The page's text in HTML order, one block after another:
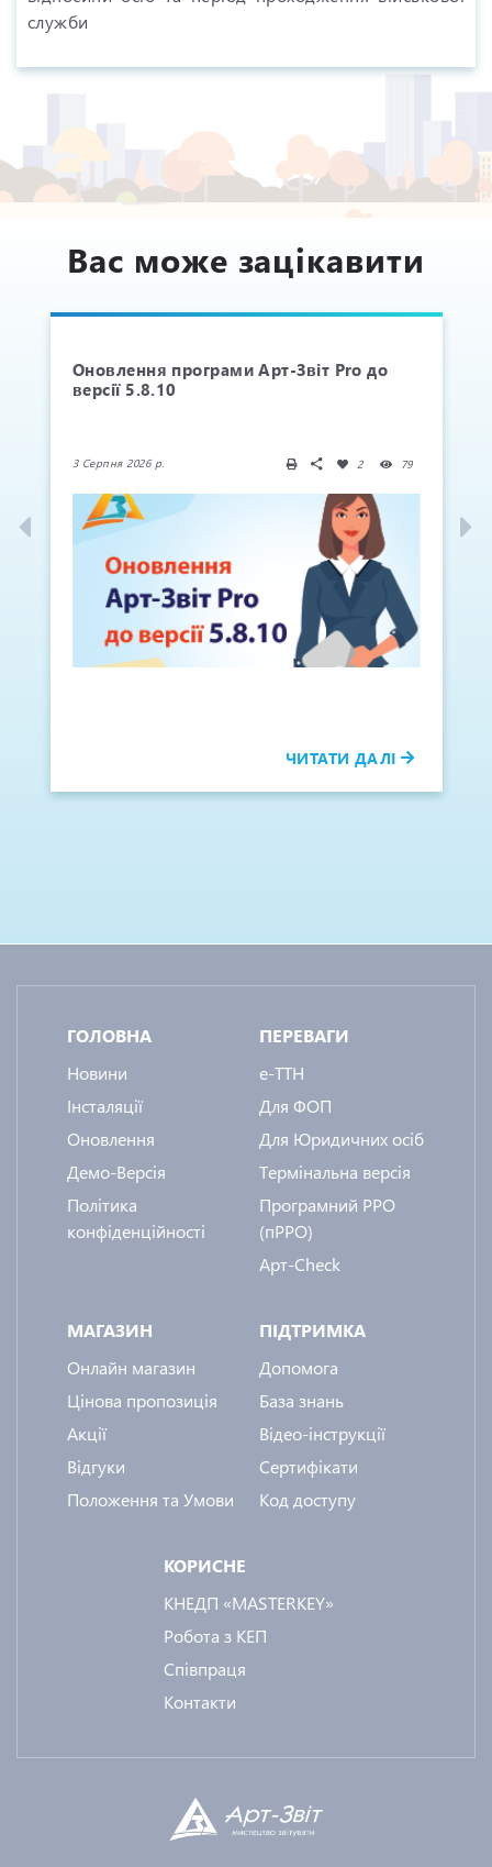
служби
Вас може зацікавити
Оновлення програми Арт-Звіт Pro до
версії 5.8.10
3 Серпня 2026 р. 2 79
ЧИТАТИ ДАЛІ
ГОЛОВНА
Новини
Інсталяції
Оновлення
Демо-Версія
Політика
конфіденційності
ПЕРЕВАГИ
e-ТТН
Для ФОП
Для Юридичних осіб
Термінальна версія
Програмний РРО
(пРРО)
Арт-Check
МАГАЗИН
Онлайн магазин
Цінова пропозиція
Акції
Відгуки
Положення та Умови
ПІДТРИМКА
Допомога
База знань
Відео-інструкції
Сертифікати
Код доступу
КОРИСНЕ
КНЕДП «MASTERKEY»
Робота з КЕП
Співпраця
Контакти